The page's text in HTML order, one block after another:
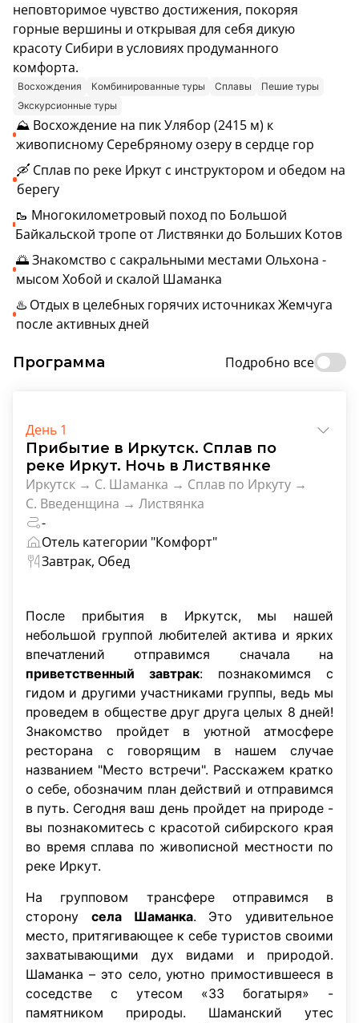
неповторимое чувство достижения, покоряя
горные вершины и открывая для себя дикую
красоту Сибири в условиях продуманного
комфорта.
Восхождения Комбинированные туры Сплавы
Пешие туры
Экскурсионные туры
⛰️ Восхождение на пик Улябор (2415 м) к
живописному Серебряному озеру в сердце гор
🛶 Сплав по реке Иркут с инструктором и обедом на
берегу
🥾 Многокилометровый поход по Большой
Байкальской тропе от Листвянки до Больших Котов
🌅 Знакомство с сакральными местами Ольхона -
мысом Хобой и скалой Шаманка
♨️ Отдых в целебных горячих источниках Жемчуга
после активных дней
Программа Подробно все
День 1
Прибытие в Иркутск. Сплав по
реке Иркут. Ночь в Листвянке
Иркутск → С. Шаманка → Сплав по Иркуту →
С. Введенщина → Листвянка
-
Отель категории "Комфорт"
Завтрак, Обед
После прибытия в Иркутск, мы нашей
небольшой группой любителей актива и ярких
впечатлений отправимся сначала на
приветственный завтрак: познакомимся с
гидом и другими участниками группы, ведь мы
проведем в обществе друг друга целых 8 дней!
Знакомство пройдет в уютной атмосфере
ресторана с говорящим в нашем случае
названием "Место встречи". Расскажем кратко
о себе, обозначим план действий и отправимся
в путь. Сегодня ваш день пройдет на природе -
вы познакомитесь с красотой сибирского края
во время сплава по живописной местности по
реке Иркут.
На групповом трансфере отправимся в
сторону села Шаманка. Это удивительное
место, притягивающее к себе туристов своими
захватывающими дух видами и природой.
Шаманка – это село, уютно примостившееся в
соседстве с утесом «33 богатыря» -
памятником природы. Шаманский утес